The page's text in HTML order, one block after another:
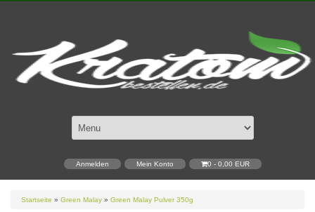
Anmelden Mein Konto 0 - 0,00 EUR
Startseite » Green Malay » Green Malay Pulver 350g